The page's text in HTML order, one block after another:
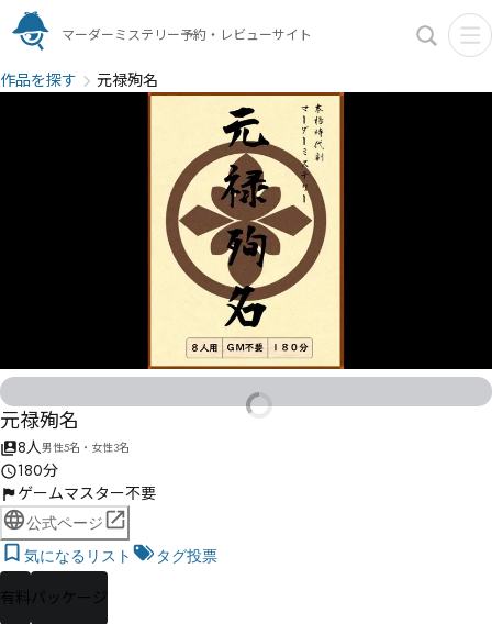
マーダーミステリー予約・レビューサイト
作品を探す 元禄殉名
元禄殉名
8人男性5名・女性3名
180分
ゲームマスター不要
公式ページ
気になるリスト
タグ投票
有料 パッケージ